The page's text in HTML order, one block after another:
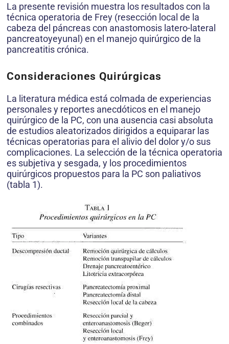
La presente revisión muestra los resultados con la
técnica operatoria de Frey (resección local de la
cabeza del páncreas con anastomosis latero-lateral
pancreatoyeyunal) en el manejo quirúrgico de la
pancreatitis crónica.
Consideraciones Quirúrgicas
La literatura médica está colmada de experiencias
personales y reportes anecdóticos en el manejo
quirúrgico de la PC, con una ausencia casi absoluta
de estudios aleatorizados dirigidos a equiparar las
técnicas operatorias para el alivio del dolor y/o sus
complicaciones. La selección de la técnica operatoria
es subjetiva y sesgada, y los procedimientos
quirúrgicos propuestos para la PC son paliativos
(tabla 1).